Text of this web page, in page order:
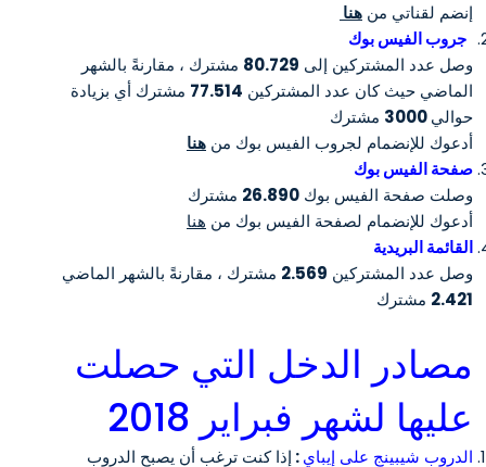
إنضم لقناتي من هنا
جروب الفيس بوك
وصل عدد المشتركين إلى 80.729 مشترك ، مقارنةً بالشهر
الماضي حيث كان عدد المشتركين 77.514 مشترك أي بزيادة
حوالي
مشترك
أدعوك للإنضمام لجروب الفيس بوك من هنا
صفحة الفيس بوك
وصلت صفحة الفيس بوك 26.890 مشترك
أدعوك للإنضمام لصفحة الفيس بوك من هنا
القائمة البريدية
وصل عدد المشتركين 2.569 مشترك ، مقارنةً بالشهر الماضي
2.421 مشترك
مصادر الدخل التي حصلت
عليها لشهر فبراير 2018
الدروب شيبينج على إيباي: إذا كنت ترغب أن يصبح الدروب